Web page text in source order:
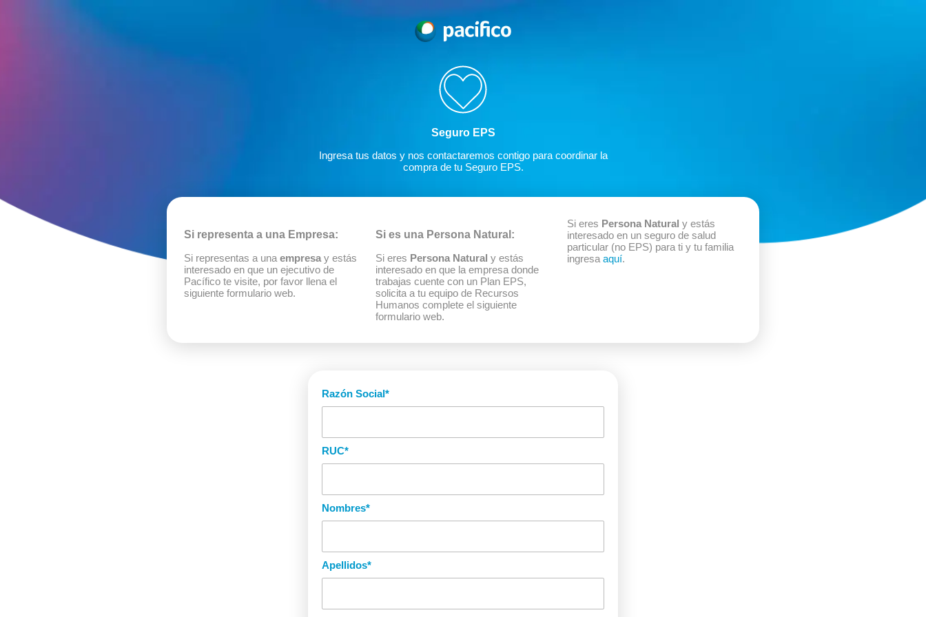
Seguro EPS
Ingresa tus datos y nos contactaremos contigo para coordinar la
compra de tu Seguro EPS.
Si representa a una Empresa:
Si representas a una empresa y estás
interesado en que un ejecutivo de
Pacífico te visite, por favor llena el
siguiente formulario web.
Si es una Persona Natural:
Si eres Persona Natural y estás
interesado en que la empresa donde
trabajas cuente con un Plan EPS,
solicita a tu equipo de Recursos
Humanos complete el siguiente
formulario web.
Si eres Persona Natural y estás
interesado en un seguro de salud
particular (no EPS) para ti y tu familia
ingresa aquí.
Razón Social*
RUC*
Nombres*
Apellidos*